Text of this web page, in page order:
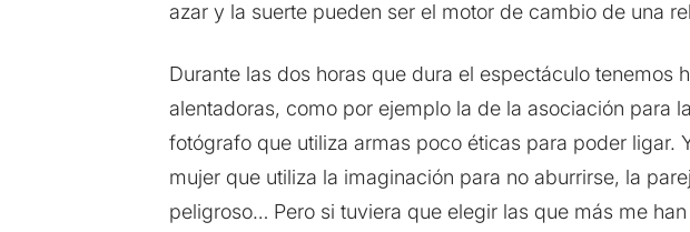
azar y la suerte pueden ser el motor de cambio de una
Durante las dos horas que dura el espectáculo
alentadoras, como por ejemplo la de la asociación para
fotógrafo que utiliza armas poco éticas para poder ligar.
mujer que utiliza la imaginación para no aburrirse, la
peligroso… Pero si tuviera que elegir las que más me